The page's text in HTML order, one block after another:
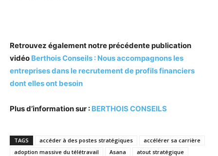
Retrouvez également notre précédente publication
vidéo Berthois Conseils : Nous accompagnons les
entreprises dans le recrutement de profils financiers
dont elles ont besoin
Plus d’information sur : BERTHOIS CONSEILS
TAGS accéder à des postes stratégiques
accélérer sa carrière
adoption massive du télétravail
Asana
atout stratégique